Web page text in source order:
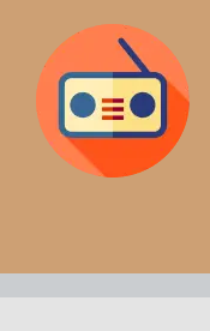
contenuto